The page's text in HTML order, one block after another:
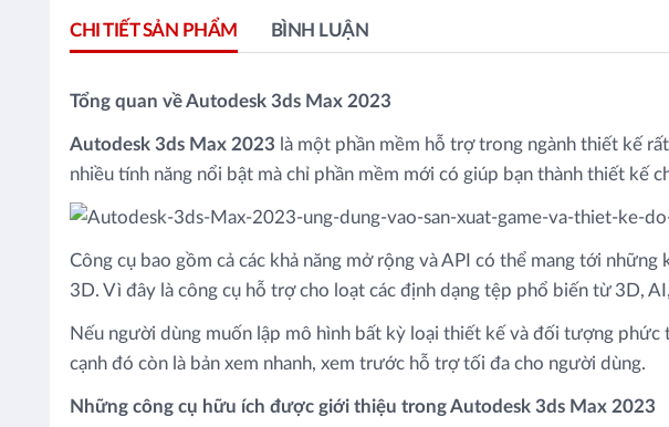
CHI TIẾT SẢN PHẨM BÌNH LUẬN
Tổng quan về Autodesk 3ds Max 2023
Autodesk 3ds Max 2023 là một phần mềm hỗ trợ trong ngành thiết kế
nhiều tính năng nổi bật mà chỉ phần mềm mới có giúp bạn thành thiết kế
Công cụ bao gồm cả các khả năng mở rộng và API có thể mang tới
3D. Vì đây là công cụ hỗ trợ cho loạt các định dạng tệp phổ biến từ 3D,
Nếu người dùng muốn lập mô hình bất kỳ loại thiết kế và đối tượng phức
cạnh đó còn là bản xem nhanh, xem trước hỗ trợ tối đa cho người dùng.
Những công cụ hữu ích được giới thiệu trong Autodesk 3ds Max 2023